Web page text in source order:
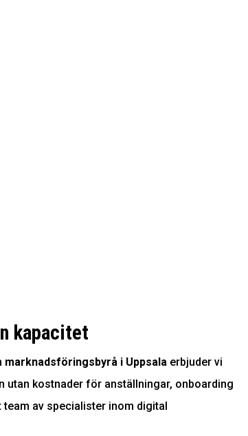
kapacitet
marknadsföringsbyrå i Uppsala erbjuder vi
utan kostnader för anställningar, onboarding
av specialister inom digital